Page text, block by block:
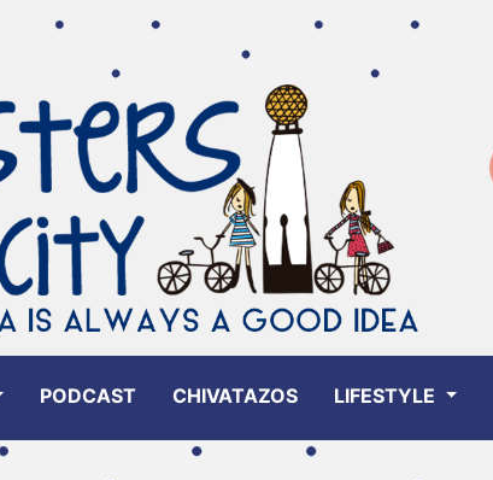
PODCAST CHIVATAZOS LIFESTYLE